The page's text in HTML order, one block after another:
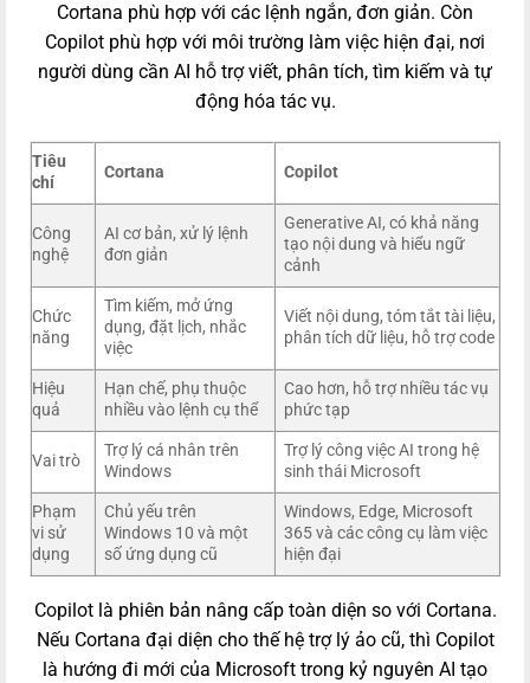
Cortana phù hợp với các lệnh ngắn, đơn giản. Còn
Copilot phù hợp với môi trường làm việc hiện đại, nơi
người dùng cần AI hỗ trợ viết, phân tích, tìm kiếm và tự
động hóa tác vụ.
Tiêu
chí
Cortana Copilot
Công
nghệ
AI cơ bản, xử lý lệnh
đơn giản
Generative AI, có khả năng
tạo nội dung và hiểu ngữ
cảnh
Chức
năng
Tìm kiếm, mở ứng
dụng, đặt lịch, nhắc
việc
Viết nội dung, tóm tắt tài liệu,
phân tích dữ liệu, hỗ trợ code
Hiệu
quả
Hạn chế, phụ thuộc
nhiều vào lệnh cụ thể
Cao hơn, hỗ trợ nhiều tác vụ
phức tạp
Vai trò
Trợ lý cá nhân trên
Windows
Trợ lý công việc AI trong hệ
sinh thái Microsoft
Phạm
vi sử
dụng
Chủ yếu trên
Windows 10 và một
số ứng dụng cũ
Windows, Edge, Microsoft
365 và các công cụ làm việc
hiện đại
Copilot là phiên bản nâng cấp toàn diện so với Cortana.
Nếu Cortana đại diện cho thế hệ trợ lý ảo cũ, thì Copilot
là hướng đi mới của Microsoft trong kỷ nguyên AI tạo